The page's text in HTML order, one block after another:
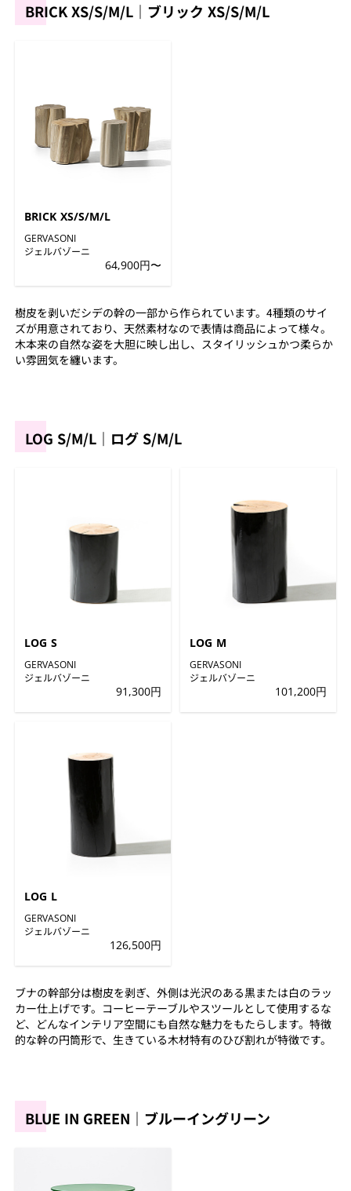
BRICK XS/S/M/L｜ブリック XS/S/M/L
BRICK XS/S/M/L
GERVASONI
ジェルバゾーニ
64,900円〜
樹皮を剥いだシデの幹の一部から作られています。4種類のサイ
ズが用意されており、天然素材なので表情は商品によって様々。
木本来の自然な姿を大胆に映し出し、スタイリッシュかつ柔らか
い雰囲気を纏います。
LOG S/M/L｜ログ S/M/L
LOG S
GERVASONI
ジェルバゾーニ
91,300円
LOG M
GERVASONI
ジェルバゾーニ
101,200円
LOG L
GERVASONI
ジェルバゾーニ
126,500円
ブナの幹部分は樹皮を剥ぎ、外側は光沢のある黒または白のラッ
カー仕上げです。コーヒーテーブルやスツールとして使用するな
ど、どんなインテリア空間にも自然な魅力をもたらします。特徴
的な幹の円筒形で、生きている木材特有のひび割れが特徴です。
BLUE IN GREEN｜ブルーイングリーン